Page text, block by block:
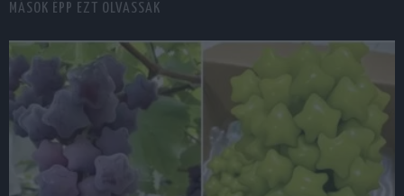
MÁSOK ÉPP EZT OLVASSÁK